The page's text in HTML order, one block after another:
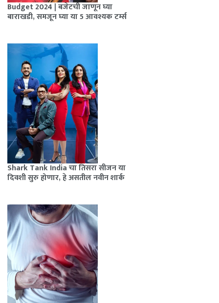
Budget 2024 | बजेटची जाणून घ्या
बाराखडी, समजून घ्या या 5 आवश्यक टर्म्स
Shark Tank India चा तिसरा सीजन या
दिवशी सुरु होणार, हे असतील नवीन शार्क